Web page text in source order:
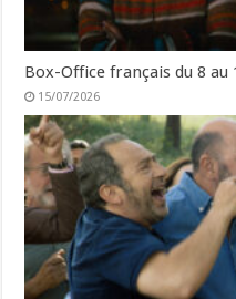
Box-Office français du 8 au
15/07/2026